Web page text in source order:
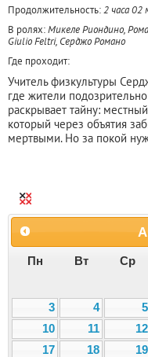
Продолжительность:2 часа 02
В ролях:Микеле Риондино,
Giulio Feltri, Серджо Романо
Где проходит:
Учитель физкультуры
где жители
раскрывает тайну:
который через объятия
мертвыми. Но за покой
Пн Вт Ср
3
4 5
10
11 12
17
18 19